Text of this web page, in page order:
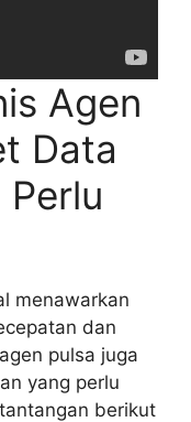
Agen
Data
menawarkan
dan
pulsa juga
yang perlu
berikut